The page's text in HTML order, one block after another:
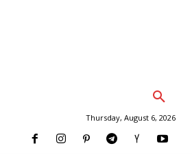
Thursday, August 6, 2026